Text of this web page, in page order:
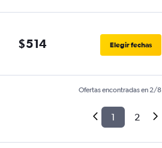
$514 Elegir fechas
Ofertas encontradas en 2/8
1 2